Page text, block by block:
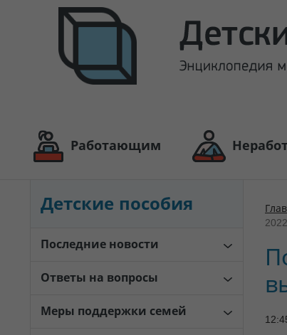
Работающим
Детские пособия
Последние новости
Ответы на вопросы
Меры поддержки семей
2022